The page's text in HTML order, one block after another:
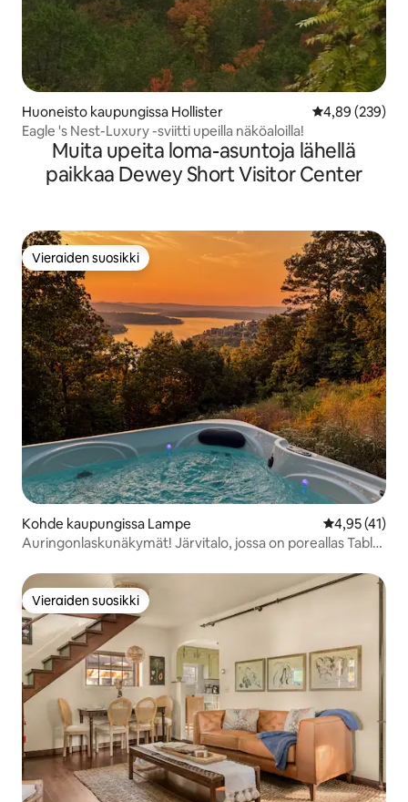
Huoneisto kaupungissa Hollister
4,89 (239)
Eagle 's Nest-Luxury -sviitti upeilla näköaloilla!
Muita upeita loma-asuntoja lähellä
paikkaa Dewey Short Visitor Center
Vieraiden suosikki
Vieraiden suosikki
Kohde kaupungissa Lampe
4,95 (41)
Auringonlaskunäkymät! Järvitalo, jossa on poreallas Table
Vieraiden suosikki
Vieraiden suosikki